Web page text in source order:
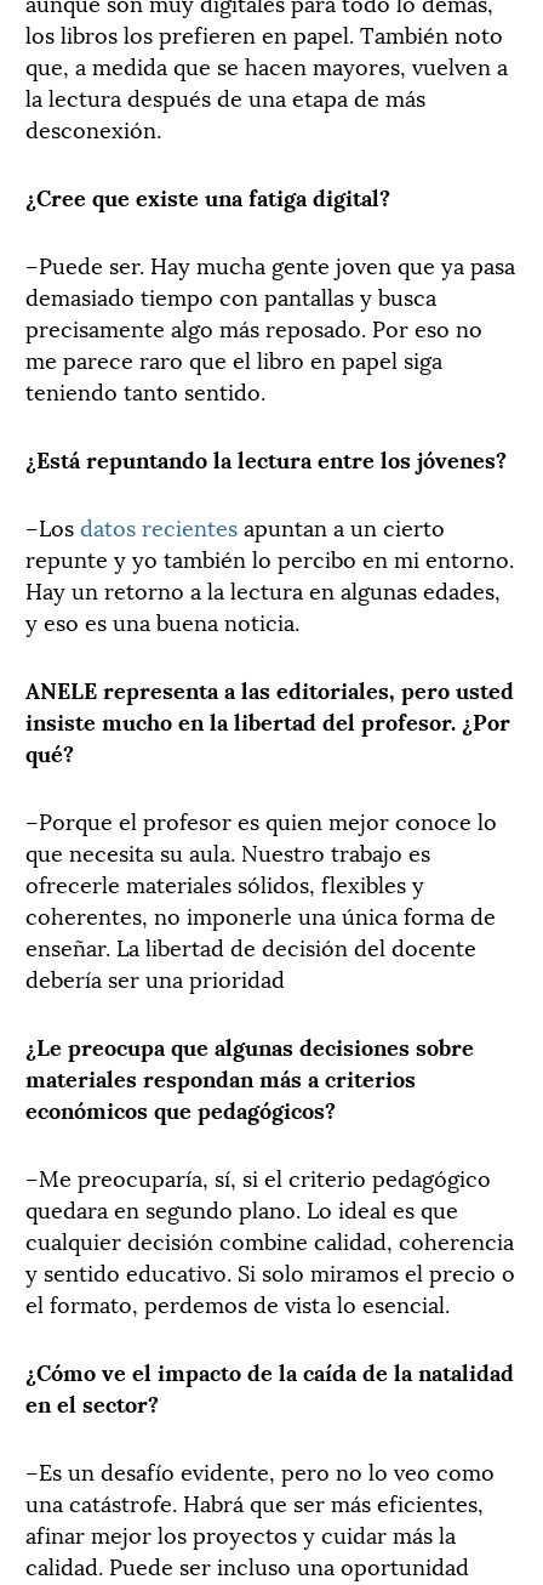
los libros los prefieren en papel. También noto
que, a medida que se hacen mayores, vuelven a
la lectura después de una etapa de más
desconexión.
¿Cree que existe una fatiga digital?
–Puede ser. Hay mucha gente joven que ya pasa
demasiado tiempo con pantallas y busca
precisamente algo más reposado. Por eso no
me parece raro que el libro en papel siga
teniendo tanto sentido.
¿Está repuntando la lectura entre los jóvenes?
–Losdatos recientesapuntan a un cierto
repunte y yo también lo percibo en mi entorno.
Hay un retorno a la lectura en algunas edades,
y eso es una buena noticia.
ANELE representa a las editoriales, pero usted
insiste mucho en la libertad del profesor. ¿Por
qué?
–Porque el profesor es quien mejor conoce lo
que necesita su aula. Nuestro trabajo es
ofrecerle materiales sólidos, flexibles y
coherentes, no imponerle una única forma de
enseñar. La libertad de decisión del docente
debería ser una prioridad
¿Le preocupa que algunas decisiones sobre
materiales respondan más a criterios
económicos que pedagógicos?
–Me preocuparía, sí, si el criterio pedagógico
quedara en segundo plano. Lo ideal es que
cualquier decisión combine calidad, coherencia
y sentido educativo. Si solo miramos el precio o
el formato, perdemos de vista lo esencial.
¿Cómo ve el impacto de la caída de la natalidad
en el sector?
–Es un desafío evidente, pero no lo veo como
una catástrofe. Habrá que ser más eficientes,
afinar mejor los proyectos y cuidar más la
calidad. Puede ser incluso una oportunidad